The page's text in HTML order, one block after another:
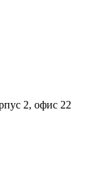
2, офис 22